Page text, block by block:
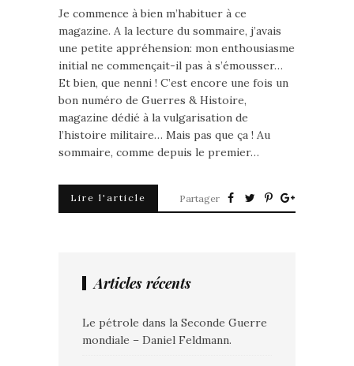
Je commence à bien m’habituer à ce
magazine. A la lecture du sommaire, j’avais
une petite appréhension: mon enthousiasme
initial ne commençait-il pas à s’émousser…
Et bien, que nenni ! C’est encore une fois un
bon numéro de Guerres & Histoire,
magazine dédié à la vulgarisation de
l’histoire militaire… Mais pas que ça ! Au
sommaire, comme depuis le premier…
Lire l'article Partager
Articles récents
Le pétrole dans la Seconde Guerre
mondiale – Daniel Feldmann.